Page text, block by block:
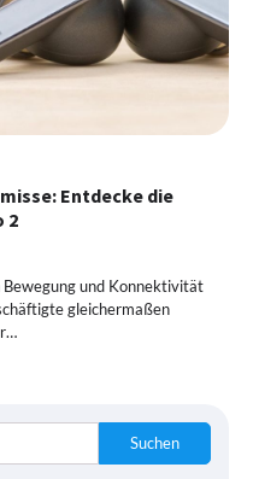
Entdecke die
2
und Konnektivität
gleichermaßen
Suchen